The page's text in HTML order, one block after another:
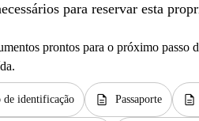
para reservar esta
prontos para o próximo passo
de identificação description Passaporte description